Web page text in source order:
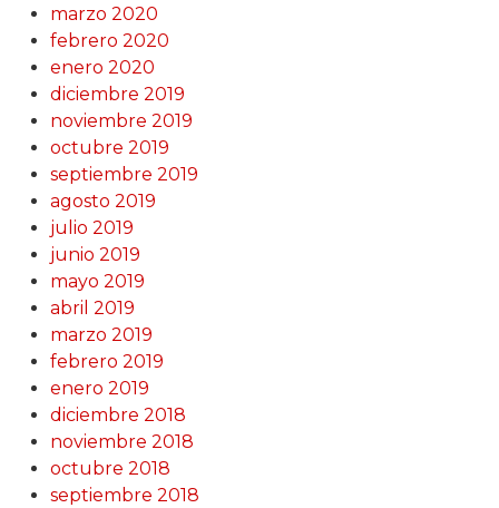
marzo 2020
febrero 2020
enero 2020
diciembre 2019
noviembre 2019
octubre 2019
septiembre 2019
agosto 2019
julio 2019
junio 2019
mayo 2019
abril 2019
marzo 2019
febrero 2019
enero 2019
diciembre 2018
noviembre 2018
octubre 2018
septiembre 2018